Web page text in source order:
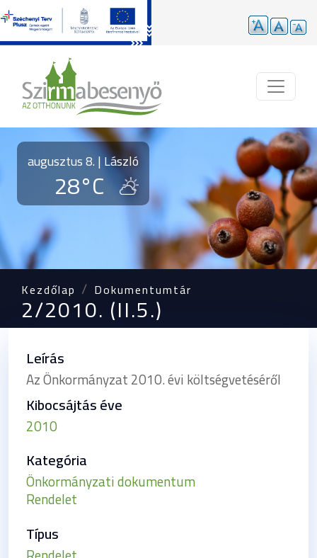
augusztus 8. | László
28°C
Kezdőlap Dokumentumtár
2/2010. (II.5.)
Leírás
Az Önkormányzat 2010. évi költségvetéséről
Kibocsájtás éve
2010
Kategória
Önkormányzati dokumentum
Rendelet
Típus